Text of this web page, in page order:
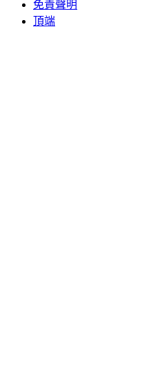
免責聲明
頂端